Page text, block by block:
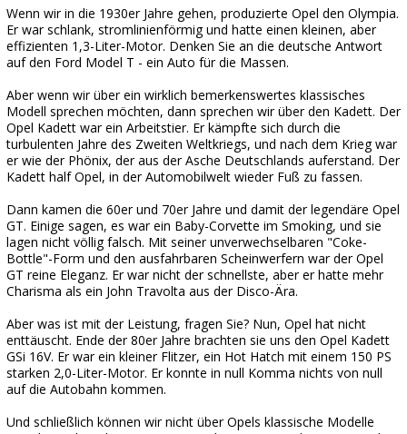
Wenn wir in die 1930er Jahre gehen, produzierte Opel den Olympia.
Er war schlank, stromlinienförmig und hatte einen kleinen, aber
effizienten 1,3-Liter-Motor. Denken Sie an die deutsche Antwort
auf den Ford Model T - ein Auto für die Massen.
Aber wenn wir über ein wirklich bemerkenswertes klassisches
Modell sprechen möchten, dann sprechen wir über den Kadett. Der
Opel Kadett war ein Arbeitstier. Er kämpfte sich durch die
turbulenten Jahre des Zweiten Weltkriegs, und nach dem Krieg war
er wie der Phönix, der aus der Asche Deutschlands auferstand. Der
Kadett half Opel, in der Automobilwelt wieder Fuß zu fassen.
Dann kamen die 60er und 70er Jahre und damit der legendäre Opel
GT. Einige sagen, es war ein Baby-Corvette im Smoking, und sie
lagen nicht völlig falsch. Mit seiner unverwechselbaren "Coke-
Bottle"-Form und den ausfahrbaren Scheinwerfern war der Opel
GT reine Eleganz. Er war nicht der schnellste, aber er hatte mehr
Charisma als ein John Travolta aus der Disco-Ära.
Aber was ist mit der Leistung, fragen Sie? Nun, Opel hat nicht
enttäuscht. Ende der 80er Jahre brachten sie uns den Opel Kadett
GSi 16V. Er war ein kleiner Flitzer, ein Hot Hatch mit einem 150 PS
starken 2,0-Liter-Motor. Er konnte in null Komma nichts von null
auf die Autobahn kommen.
Und schließlich können wir nicht über Opels klassische Modelle